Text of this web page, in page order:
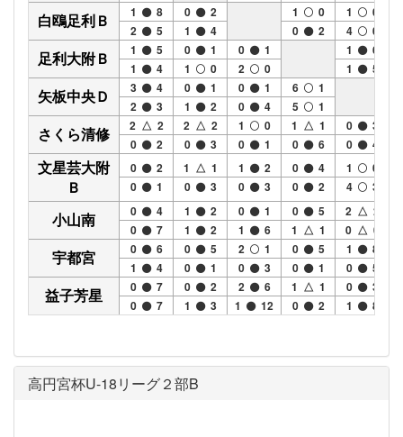
白鴎足利Ｂ 1
8
2
5
0
2
1
4
1
0
0
2
1
0
4
0
足利大附Ｂ 1
5
1
4
0
1
1
0
0
1
2
0
1
6
1
5
矢板中央Ｄ 3
4
2
3
0
1
1
2
0
1
0
4
6
1
5
1
さくら清修
2 △ 2
0
2
2 △ 2
0
3
1
0
0
1
1 △ 1
0
6
0
3
0
4
文星芸大附
Ｂ
0
2
0
1
1 △ 1
0
3
1
2
0
3
0
4
0
2
1
0
4
3
小山南 0
4
0
7
1
2
1
2
0
1
1
6
0
5
1 △ 1
2 △ 2
0 △ 0
宇都宮 0
6
1
4
0
5
0
1
2
1
0
3
0
5
0
1
1
8
0
5
益子芳星 0
7
0
7
0
2
1
3
2
6
1
12
1 △ 1
0
2
0
3
1
8
高円宮杯U-18リーグ２部B